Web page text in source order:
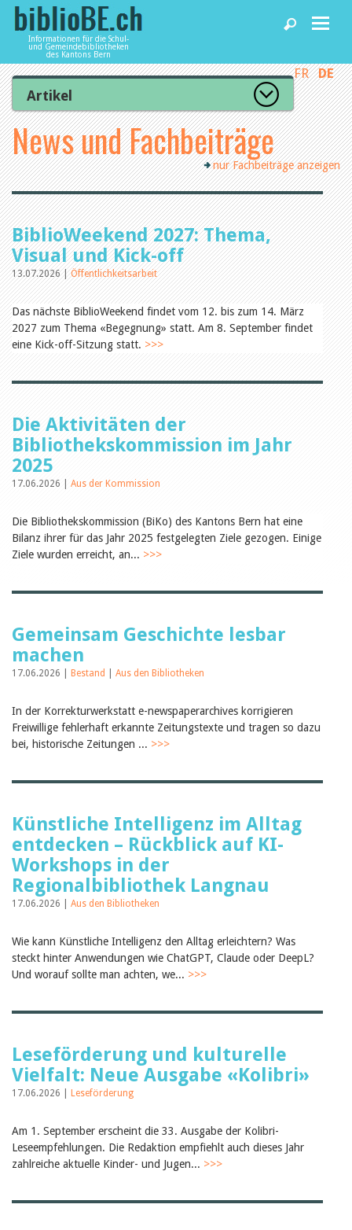
Informationen für die Schul-
und Gemeindebibliotheken
des Kantons Bern
Home
News und Fachbeiträge
Bibliotheken
Agenda
Dienstleistungen
biblioBE nutzen
FR DE
Artikel
Zur Artikelübersicht
Lesenswert
Gut bewertet
Kategorien
Aus dem Amt für Kultur
Aus der Kommission
Aus den Bibliotheken
Organisation
Raum und Infrastruktur
Bestand
Benutzung
Finanzen
Personal
Qualitätsmanagement
Recht und Politik
Öffentlichkeitsarbeit
Aus aller Welt
Tags
Aus- und Weiterbildung
Veranstaltungen
Kinder- und Jugendmedien
Bibliotheksförderung
Zielpublikum Kinder und
Jugendliche
Einmalige Beiträge
Rezensionen
Schweizer Literatur
Alle Tags
Autoren
Birgit Libiszewski
Ursula Strahm
Sandra Dettwyler
Andrea Grichting
Therese von Weissenfluh
Nicole Rothen
Manuela Nyffeler-Lanker
Alle Autoren
Archiv
Juni 2026
März 2026
Dezember 2025
Juli 2025
Februar 2025
2024
2023
2020
2019
2018
2015
News und Fachbeiträge
nur Fachbeiträge anzeigen
BiblioWeekend 2027: Thema,
Visual und Kick-off
13.07.2026 |Öffentlichkeitsarbeit
Das nächste BiblioWeekend findet vom 12. bis zum 14. März
2027 zum Thema «Begegnung» statt. Am 8. September findet
eine Kick-off-Sitzung statt. >>>
Die Aktivitäten der
Bibliothekskommission im Jahr
2025
17.06.2026 | Aus der Kommission
Die Bibliothekskommission (BiKo) des Kantons Bern hat eine
Bilanz ihrer für das Jahr 2025 festgelegten Ziele gezogen. Einige
Ziele wurden erreicht, an... >>>
Gemeinsam Geschichte lesbar
machen
17.06.2026 | Bestand Aus den Bibliotheken
In der Korrekturwerkstatt e-newspaperarchives korrigieren
Freiwillige fehlerhaft erkannte Zeitungstexte und tragen so dazu
bei, historische Zeitungen ... >>>
Künstliche Intelligenz im Alltag
entdecken – Rückblick auf KI-
Workshops in der
Regionalbibliothek Langnau
17.06.2026 | Aus den Bibliotheken
Wie kann Künstliche Intelligenz den Alltag erleichtern? Was
steckt hinter Anwendungen wie ChatGPT, Claude oder DeepL?
Und worauf sollte man achten, we... >>>
Leseförderung und kulturelle
Vielfalt: Neue Ausgabe «Kolibri»
17.06.2026 | Leseförderung
Am 1. September erscheint die 33. Ausgabe der Kolibri-
Leseempfehlungen. Die Redaktion empfiehlt auch dieses Jahr
zahlreiche aktuelle Kinder- und Jugen... >>>